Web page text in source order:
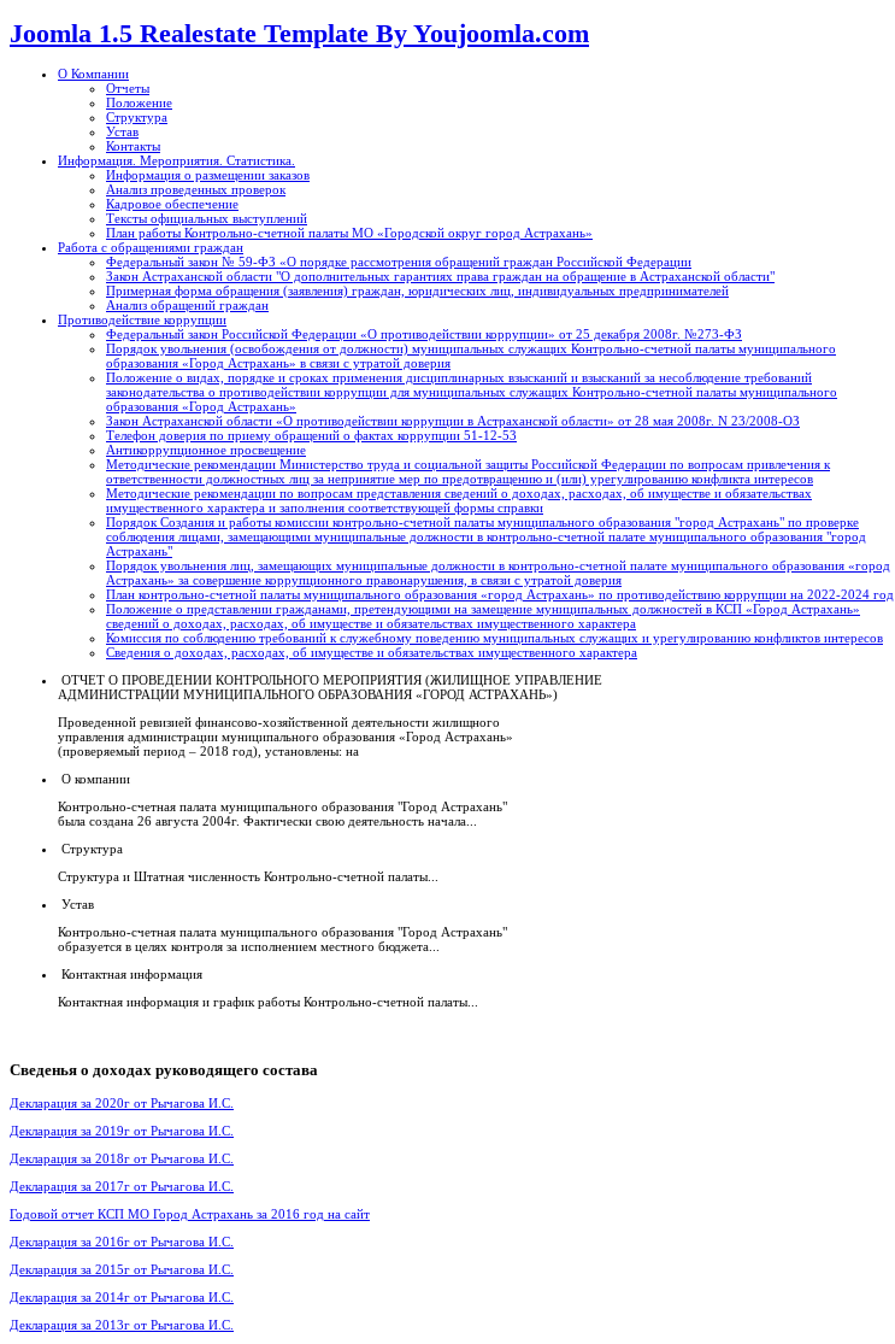
Joomla 1.5 Realestate Template By Youjoomla.com
О Компании
Отчеты
Положение
Структура
Устав
Контакты
Информация. Мероприятия. Статистика.
Информация о размещении заказов
Анализ проведенных проверок
Кадровое обеспечение
Тексты официальных выступлений
План работы Контрольно-счетной палаты МО «Городской округ город Астрахань»
Работа с обращениями граждан
Федеральный закон № 59-ФЗ «О порядке рассмотрения обращений граждан Российской Федерации
Закон Астраханской области "О дополнительных гарантиях права граждан на обращение в Астраханской области"
Примерная форма обращения (заявления) граждан, юридических лиц, индивидуальных предпринимателей
Анализ обращений граждан
Противодействие коррупции
Федеральный закон Российской Федерации «О противодействии коррупции» от 25 декабря 2008г. №273-ФЗ
Порядок увольнения (освобождения от должности) муниципальных служащих Контрольно-счетной палаты муниципального
образования «Город Астрахань» в связи с утратой доверия
Положение о видах, порядке и сроках применения дисциплинарных взысканий и взысканий за несоблюдение требований
законодательства о противодействии коррупции для муниципальных служащих Контрольно-счетной палаты муниципального
образования «Город Астрахань»
Закон Астраханской области «О противодействии коррупции в Астраханской области» от 28 мая 2008г. N 23/2008-ОЗ
Телефон доверия по приему обращений о фактах коррупции 51-12-53
Антикоррупционное просвещение
Методические рекомендации Министерство труда и социальной защиты Российской Федерации по вопросам привлечения к
ответственности должностных лиц за непринятие мер по предотвращению и (или) урегулированию конфликта интересов
Методические рекомендации по вопросам представления сведений о доходах, расходах, об имуществе и обязательствах
имущественного характера и заполнения соответствующей формы справки
Порядок Создания и работы комиссии контрольно-счетной палаты муниципального образования "город Астрахань" по проверке
соблюдения лицами, замещающими муниципальные должности в контрольно-счетной палате муниципального образования "город
Астрахань"
Порядок увольнения лиц, замещающих муниципальные должности в контрольно-счетной палате муниципального образования «город
Астрахань» за совершение коррупционного правонарушения, в связи с утратой доверия
План контрольно-счетной палаты муниципального образования «город Астрахань» по противодействию коррупции на 2022-2024 год
Положение о представлении гражданами, претендующими на замещение муниципальных должностей в КСП «Город Астрахань»
сведений о доходах, расходах, об имуществе и обязательствах имущественного характера
Комиссия по соблюдению требований к служебному поведению муниципальных служащих и урегулированию конфликтов интересов
Сведения о доходах, расходах, об имуществе и обязательствах имущественного характера
ОТЧЕТ О ПРОВЕДЕНИИ КОНТРОЛЬНОГО МЕРОПРИЯТИЯ (ЖИЛИЩНОЕ УПРАВЛЕНИЕ
АДМИНИСТРАЦИИ МУНИЦИПАЛЬНОГО ОБРАЗОВАНИЯ «ГОРОД АСТРАХАНЬ»)
Проведенной ревизией финансово-хозяйственной деятельности жилищного
управления администрации муниципального образования «Город Астрахань»
(проверяемый период – 2018 год), установлены: на
О компании
Контрольно-счетная палата муниципального образования "Город Астрахань"
была создана 26 августа 2004г. Фактически свою деятельность начала...
Структура
Структура и Штатная численность Контрольно-счетной палаты...
Устав
Контрольно-счетная палата муниципального образования "Город Астрахань"
образуется в целях контроля за исполнением местного бюджета...
Контактная информация
Контактная информация и график работы Контрольно-счетной палаты...
Сведенья о доходах руководящего состава
Декларация за 2020г от Рычагова И.С.
Декларация за 2019г от Рычагова И.С.
Декларация за 2018г от Рычагова И.С.
Декларация за 2017г от Рычагова И.С.
Годовой отчет КСП МО Город Астрахань за 2016 год на сайт
Декларация за 2016г от Рычагова И.С.
Декларация за 2015г от Рычагова И.С.
Декларация за 2014г от Рычагова И.С.
Декларация за 2013г от Рычагова И.С.